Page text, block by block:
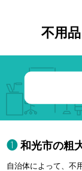
不用
和光市の粗
自治体によって、不